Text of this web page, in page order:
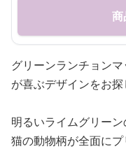
商
グリーンランチョン
が喜ぶデザインをお探
明るいライムグリー
猫の動物柄が全面に